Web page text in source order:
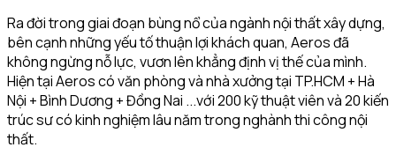
Ra đời trong giai đoạn bùng nổ của ngành nội thất xây dựng,
bên cạnh những yếu tố thuận lợi khách quan, Aeros đã
không ngừng nỗ lực, vươn lên khẳng định vị thế của mình.
Hiện tại Aeros có văn phòng và nhà xưởng tại TP.HCM + Hà
Nội + Bình Dương + Đồng Nai ...với 200 kỹ thuật viên và 20 kiến
trúc sư có kinh nghiệm lâu năm trong nghành thi công nội
thất.